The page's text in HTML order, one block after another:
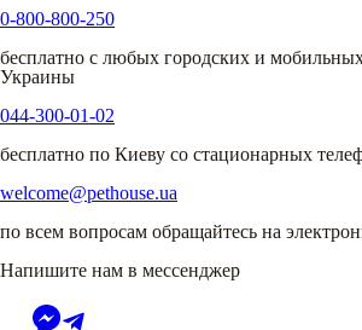
0-800-800-250
бесплатно с любых городских и
Украины
044-300-01-02
бесплатно по Киеву со стационарных
welcome@pethouse.ua
по всем вопросам обращайтесь на
Напишите нам в мессенджер